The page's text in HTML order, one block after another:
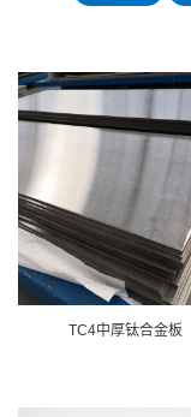
TC4中厚钛合金板